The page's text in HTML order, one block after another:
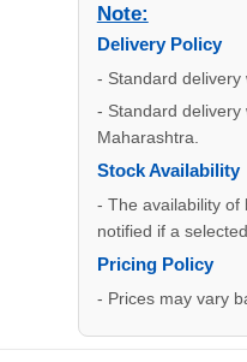
Note:
Delivery Policy
- Standard delivery
- Standard delivery
Maharashtra.
Stock Availability
- The availability of
notified if a
Pricing Policy
- Prices may vary